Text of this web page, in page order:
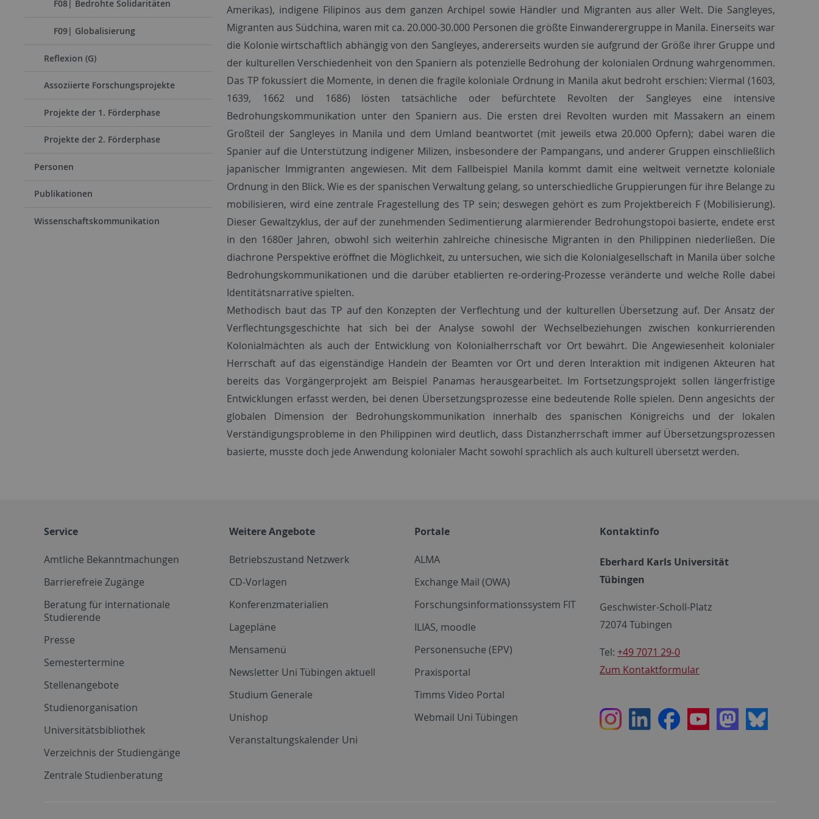
F08| Bedrohte Solidaritäten
F09| Globalisierung
Reflexion (G)
Assoziierte Forschungsprojekte
Projekte der 1. Förderphase
Projekte der 2. Förderphase
Personen
Publikationen
Wissenschaftskommunikation
Amerikas), indigene Filipinos aus dem ganzen Archipel sowie Händler und Migranten aus aller Welt. Die Sangleyes,
Migranten aus Südchina, waren mit ca. 20.000-30.000 Personen die größte Einwanderergruppe in Manila. Einerseits war
die Kolonie wirtschaftlich abhängig von den Sangleyes, andererseits wurden sie aufgrund der Größe ihrer Gruppe und
der kulturellen Verschiedenheit von den Spaniern als potenzielle Bedrohung der kolonialen Ordnung wahrgenommen.
Das TP fokussiert die Momente, in denen die fragile koloniale Ordnung in Manila akut bedroht erschien: Viermal (1603,
1639, 1662 und 1686) lösten tatsächliche oder befürchtete Revolten der Sangleyes eine intensive
Bedrohungskommunikation unter den Spaniern aus. Die ersten drei Revolten wurden mit Massakern an einem
Großteil der Sangleyes in Manila und dem Umland beantwortet (mit jeweils etwa 20.000 Opfern); dabei waren die
Spanier auf die Unterstützung indigener Milizen, insbesondere der Pampangans, und anderer Gruppen einschließlich
japanischer Immigranten angewiesen. Mit dem Fallbeispiel Manila kommt damit eine weltweit vernetzte koloniale
Ordnung in den Blick. Wie es der spanischen Verwaltung gelang, so unterschiedliche Gruppierungen für ihre Belange zu
mobilisieren, wird eine zentrale Fragestellung des TP sein; deswegen gehört es zum Projektbereich F (Mobilisierung).
Dieser Gewaltzyklus, der auf der zunehmenden Sedimentierung alarmierender Bedrohungstopoi basierte, endete erst
in den 1680er Jahren, obwohl sich weiterhin zahlreiche chinesische Migranten in den Philippinen niederließen. Die
diachrone Perspektive eröffnet die Möglichkeit, zu untersuchen, wie sich die Kolonialgesellschaft in Manila über solche
Bedrohungskommunikationen und die darüber etablierten re-ordering-Prozesse veränderte und welche Rolle dabei
Identitätsnarrative spielten.
Methodisch baut das TP auf den Konzepten der Verflechtung und der kulturellen Übersetzung auf. Der Ansatz der
Verflechtungsgeschichte hat sich bei der Analyse sowohl der Wechselbeziehungen zwischen konkurrierenden
Kolonialmächten als auch der Entwicklung von Kolonialherrschaft vor Ort bewährt. Die Angewiesenheit kolonialer
Herrschaft auf das eigenständige Handeln der Beamten vor Ort und deren Interaktion mit indigenen Akteuren hat
bereits das Vorgängerprojekt am Beispiel Panamas herausgearbeitet. Im Fortsetzungsprojekt sollen längerfristige
Entwicklungen erfasst werden, bei denen Übersetzungsprozesse eine bedeutende Rolle spielen. Denn angesichts der
globalen Dimension der Bedrohungskommunikation innerhalb des spanischen Königreichs und der lokalen
Verständigungsprobleme in den Philippinen wird deutlich, dass Distanzherrschaft immer auf Übersetzungsprozessen
basierte, musste doch jede Anwendung kolonialer Macht sowohl sprachlich als auch kulturell übersetzt werden.
Service
Amtliche Bekanntmachungen
Barrierefreie Zugänge
Beratung für internationale
Studierende
Presse
Semestertermine
Stellenangebote
Studienorganisation
Universitätsbibliothek
Verzeichnis der Studiengänge
Zentrale Studienberatung
Weitere Angebote
Betriebszustand Netzwerk
CD-Vorlagen
Konferenzmaterialien
Lagepläne
Mensamenü
Newsletter Uni Tübingen aktuell
Studium Generale
Unishop
Veranstaltungskalender Uni
Portale
ALMA
Exchange Mail (OWA)
Forschungsinformationssystem FIT
ILIAS, moodle
Personensuche (EPV)
Praxisportal
Timms Video Portal
Webmail Uni Tübingen
Kontaktinfo
Eberhard Karls Universität
Tübingen
Geschwister-Scholl-Platz
72074 Tübingen
Tel: +49 7071 29-0
Zum Kontaktformular
InstagramLinkedInFacebookYoutubeMastodon
Bluesky